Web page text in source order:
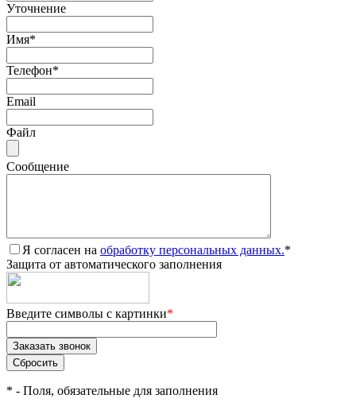
Уточнение
Имя*
Телефон*
Email
Файл
Сообщение
Я согласен на обработку персональных данных.*
Защита от автоматического заполнения
Введите символы с картинки*
* - Поля, обязательные для заполнения